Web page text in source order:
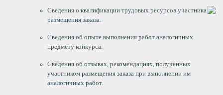
Сведения о квалификации трудовых ресурсов участника
размещения заказа.
Сведения об опыте выполнения работ аналогичных
предмету конкурса.
Сведения об отзывах, рекомендациях, полученных
участником размещения заказа при выполнении им
аналогичных работ.